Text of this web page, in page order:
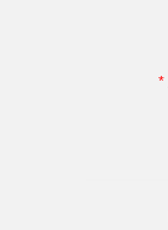
*